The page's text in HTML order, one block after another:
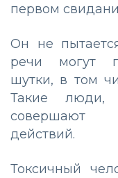
первом
Он не
речи могут
шутки, в том
Такие люди,
совершают
действий.
Токсичный